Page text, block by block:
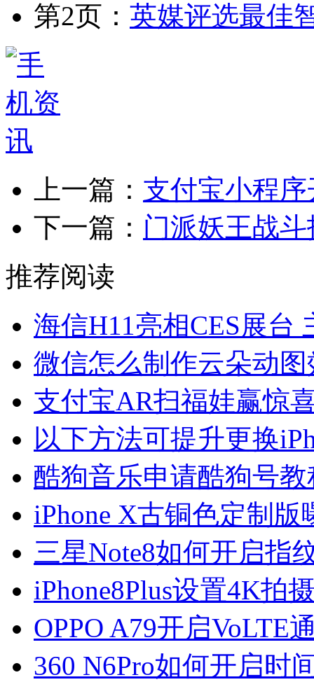
第2页： 英媒评选最佳
上一篇： 支付宝小程
下一篇： 门派妖王战
推荐阅读
海信H11亮相CES展台
微信怎么制作云朵动图
支付宝AR扫福娃赢惊
以下方法可提升更换
酷狗音乐申请酷狗号教
iPhone X古铜色定制版
三星Note8如何开启指
iPhone8Plus设置4K拍
OPPO A79开启VoLTE
360 N6Pro如何开启时